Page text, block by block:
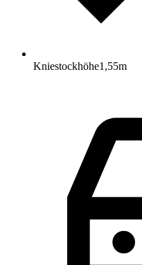
Kniestockhöhe1,55m